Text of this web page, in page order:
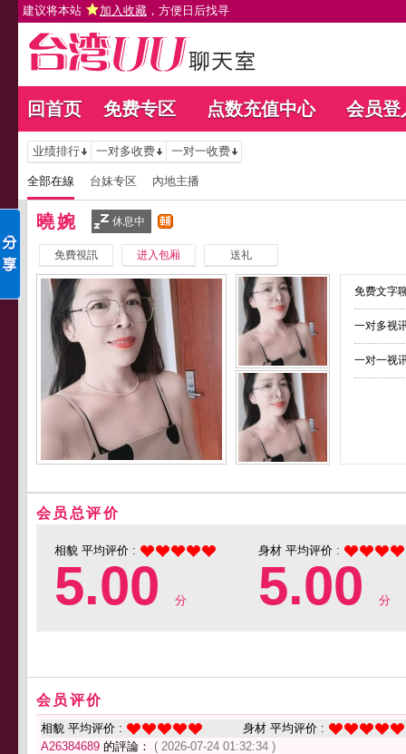
建议将本站 加入收藏 ，方便日后找寻
回首页 免费专区 点数充值中心 会员登
业绩排行 一对多收费 一对一收费
全部在線 台妹专区 內地主播
曉婉 休息中
免費視訊 进入包厢 送礼
免费文字
一对多视
一对一视
会员总评价
相貌 平均评价 :
5.00 分
身材 平均评价 :
5.00 分
会员评价
相貌 平均评价 :
身材 平均评价 :
A26384689 的評論： ( 2026-07-24 01:32:34 )